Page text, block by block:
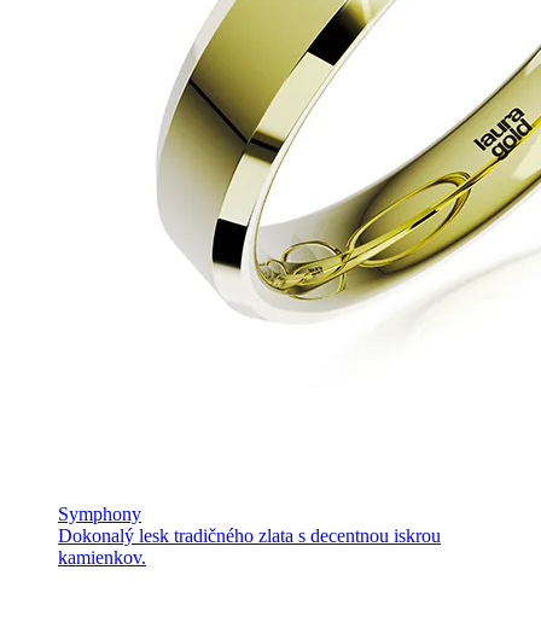
Symphony
Dokonalý lesk tradičného zlata s decentnou iskrou
kamienkov.